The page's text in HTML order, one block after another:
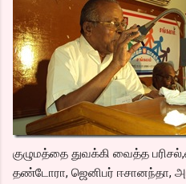
குழுமத்தை துவக்கி வைத்த
தண்டோரா, ஜெனிபர் ஈசானந்தா,